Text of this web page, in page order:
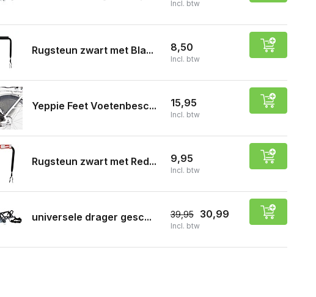
Incl. btw
Rugsteun zwart met Bla... 8,50
Incl. btw
Yeppie Feet Voetenbesc... 15,95
Incl. btw
Rugsteun zwart met Red... 9,95
Incl. btw
universele drager gesc... 39,95 30,99
Incl. btw